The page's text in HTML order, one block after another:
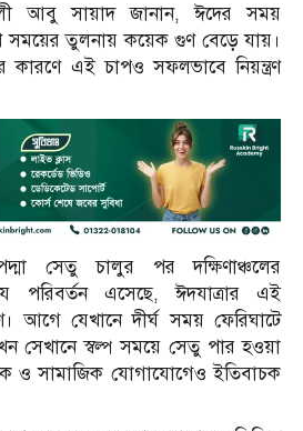
আবু সায়াদ জানান, ঈদের সময়
সময়ের তুলনায় কয়েক গুণ বেড়ে যায়।
কারণে এই চাপও সফলভাবে নিয়ন্ত্রণ
সেতু চালুর পর দক্ষিণাঞ্চলের
পরিবর্তন এসেছে, ঈদযাত্রার এই
আগে যেখানে দীর্ঘ সময় ফেরিঘাটে
সেখানে স্বল্প সময়ে সেতু পার হওয়া
ও সামাজিক যোগাযোগেও ইতিবাচক